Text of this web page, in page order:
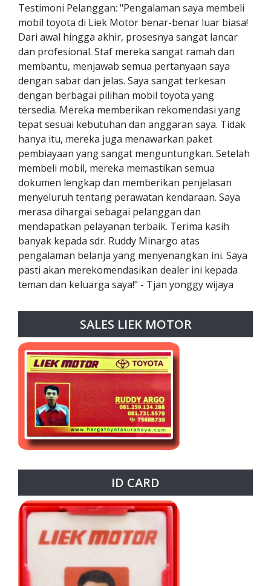
Testimoni Pelanggan: "Pengalaman saya membeli
mobil toyota di Liek Motor benar-benar luar biasa!
Dari awal hingga akhir, prosesnya sangat lancar
dan profesional. Staf mereka sangat ramah dan
membantu, menjawab semua pertanyaan saya
dengan sabar dan jelas. Saya sangat terkesan
dengan berbagai pilihan mobil toyota yang
tersedia. Mereka memberikan rekomendasi yang
tepat sesuai kebutuhan dan anggaran saya. Tidak
hanya itu, mereka juga menawarkan paket
pembiayaan yang sangat menguntungkan. Setelah
membeli mobil, mereka memastikan semua
dokumen lengkap dan memberikan penjelasan
menyeluruh tentang perawatan kendaraan. Saya
merasa dihargai sebagai pelanggan dan
mendapatkan pelayanan terbaik. Terima kasih
banyak kepada sdr. Ruddy Minargo atas
pengalaman belanja yang menyenangkan ini. Saya
pasti akan merekomendasikan dealer ini kepada
teman dan keluarga saya!" - Tjan yonggy wijaya
SALES LIEK MOTOR
ID CARD